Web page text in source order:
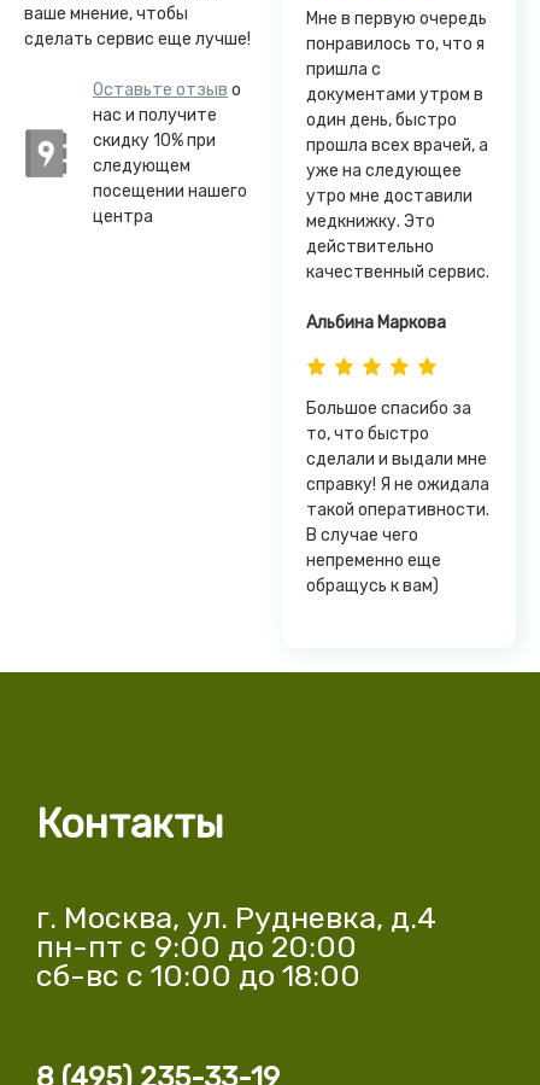
ваше мнение, чтобы
сделать сервис еще лучше!
Оставьте отзыв о
нас и получите
скидку 10% при
следующем
посещении нашего
центра
Мне в первую очередь
понравилось то, что я
пришла с
документами утром в
один день, быстро
прошла всех врачей, а
уже на следующее
утро мне доставили
медкнижку. Это
действительно
качественный сервис.
Альбина Маркова
Большое спасибо за
то, что быстро
сделали и выдали мне
справку! Я не ожидала
такой оперативности.
В случае чего
непременно еще
обращусь к вам)
Контакты
г. Москва, ул. Рудневка, д.4
пн-пт с 9:00 до 20:00
сб-вс с 10:00 до 18:00
8 (495) 235-33-19